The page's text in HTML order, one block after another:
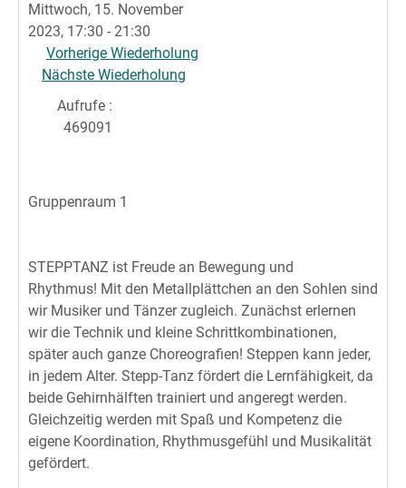
Mittwoch, 15. November
2023, 17:30 - 21:30
Vorherige Wiederholung
Nächste Wiederholung
Aufrufe:
469091
Gruppenraum 1
STEPPTANZ ist Freude an Bewegung und
Rhythmus! Mit den Metallplättchen an den Sohlen sind
wir Musiker und Tänzer zugleich. Zunächst erlernen
wir die Technik und kleine Schrittkombinationen,
später auch ganze Choreografien! Steppen kann jeder,
in jedem Alter. Stepp-Tanz fördert die Lernfähigkeit, da
beide Gehirnhälften trainiert und angeregt werden.
Gleichzeitig werden mit Spaß und Kompetenz die
eigene Koordination, Rhythmusgefühl und Musikalität
gefördert.